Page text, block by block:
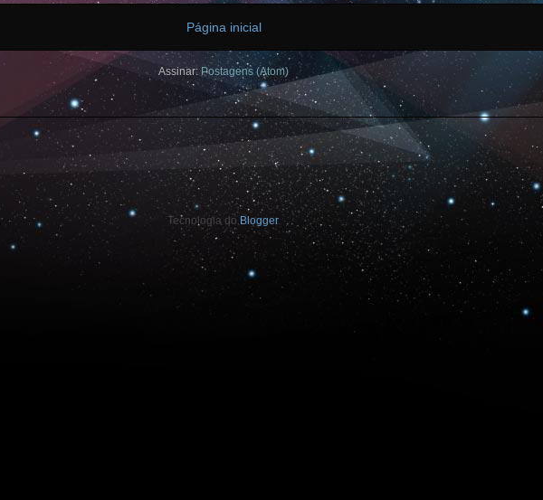
Página inicial
Assinar: Postagens (Atom)
Tecnologia doBlogger.